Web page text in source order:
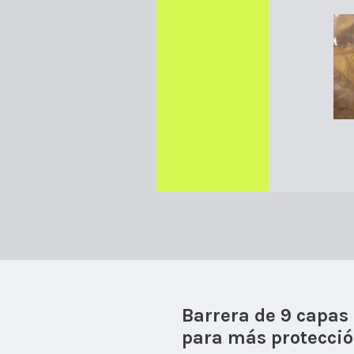
Barrera de 9 capas
para más